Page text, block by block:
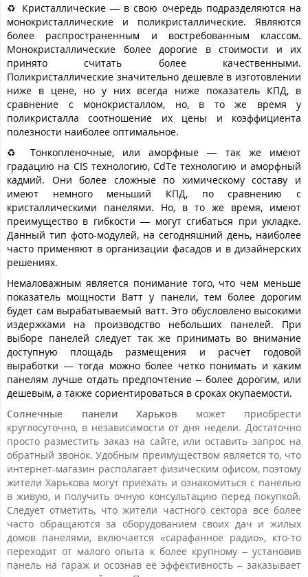
♻️ Кристаллические — в свою очередь подразделяются на
монокристаллические и поликристаллические. Являются
более распространенным и востребованным классом.
Монокристаллические более дорогие в стоимости и их
принято считать более качественными.
Поликристаллические значительно дешевле в изготовлении
ниже в цене, но у них всегда ниже показатель КПД, в
сравнение с монокристаллом, но, в то же время у
поликристалла соотношение их цены и коэффициента
полезности наиболее оптимальное.
♻️ Тонкопленочные, или аморфные — так же имеют
градацию на CIS технологию, CdTe технологию и аморфный
кадмий. Они более сложные по химическому составу и
имеют немного меньший КПД, по сравнению с
кристаллическими панелями. Но, в то же время, имеют
преимущество в гибкости — могут сгибаться при укладке.
Данный тип фото-модулей, на сегодняшний день, наиболее
часто применяют в организации фасадов и в дизайнерских
решениях.
Немаловажным является понимание того, что чем меньше
показатель мощности Ватт у панели, тем более дорогим
будет сам вырабатываемый ватт. Это обусловлено высокими
издержками на производство небольших панелей. При
выборе панелей следует так же принимать во внимание
доступную площадь размещения и расчет годовой
выработки — тогда можно более четко понимать и каким
панелям лучше отдать предпочтение – более дорогим, или
дешевым, а также сориентироваться в сроках окупаемости.
Солнечные панели Харьков может приобрести
круглосуточно, в независимости от дня недели. Достаточно
просто разместить заказ на сайте, или оставить запрос на
обратный звонок. Удобным преимуществом является то, что
интернет-магазин располагает физическим офисом, поэтому
жители Харькова могут приехать и ознакомиться с панелью
в живую, и получить очную консультацию перед покупкой.
Следует отметить, что жители частного сектора все более
часто обращаются за оборудованием своих дач и жилых
домов панелями, включается «сарафанное радио», кто-то
переходит от малого опыта к более крупному – установив
панель на гараж и осознав её эффективность – заказывает